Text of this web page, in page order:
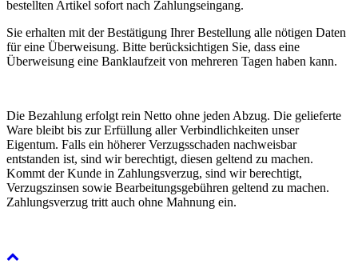
bestellten Artikel sofort nach Zahlungseingang.
Sie erhalten mit der Bestätigung Ihrer Bestellung alle nötigen Daten
für eine Überweisung. Bitte berücksichtigen Sie, dass eine
Überweisung eine Banklaufzeit von mehreren Tagen haben kann.
Die Bezahlung erfolgt rein Netto ohne jeden Abzug. Die gelieferte
Ware bleibt bis zur Erfüllung aller Verbindlichkeiten unser
Eigentum. Falls ein höherer Verzugsschaden nachweisbar
entstanden ist, sind wir berechtigt, diesen geltend zu machen.
Kommt der Kunde in Zahlungsverzug, sind wir berechtigt,
Verzugszinsen sowie Bearbeitungsgebühren geltend zu machen.
Zahlungsverzug tritt auch ohne Mahnung ein.